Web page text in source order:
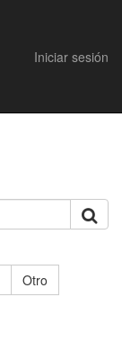
Iniciar sesión
Otro